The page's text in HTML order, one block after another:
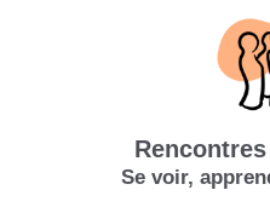
Se voir,